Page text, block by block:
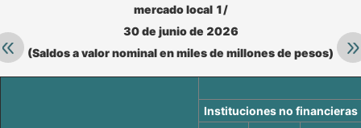
Retroceder:
mercado local 1/
30 de junio de 2026
(Saldos a valor nominal en miles de millones de pesos)
Instituciones no financieras